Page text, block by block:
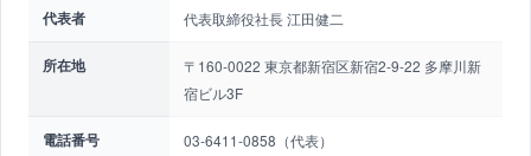
代表者 代表取締役社長 江田健二
所在地
〒160-0022 東京都新宿区新宿2-9-22 多摩川新
宿ビル3F
電話番号 03-6411-0858（代表）